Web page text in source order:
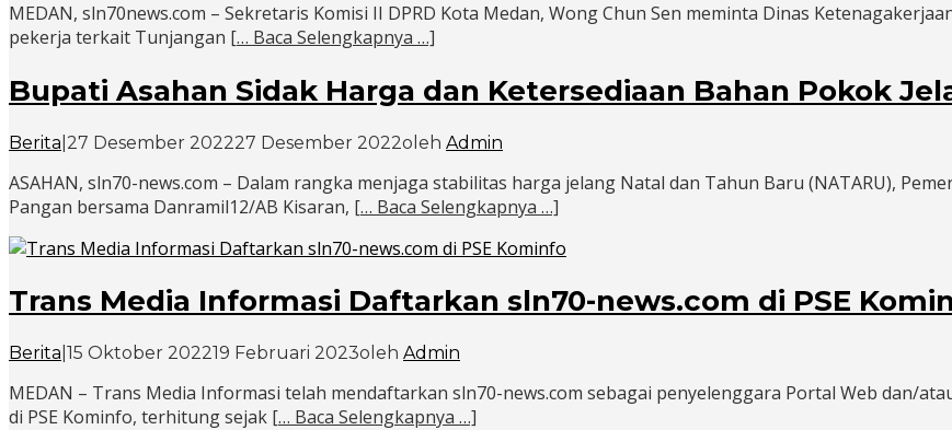
MEDAN, sln70news.com – Sekretaris Komisi II DPRD Kota Medan, Wong Chun Sen meminta Dinas
pekerja terkait Tunjangan [… Baca Selengkapnya …]
Bupati Asahan Sidak Harga dan Ketersediaan Bahan Pokok
Berita 27 Desember 202227 Desember 2022oleh Admin
ASAHAN, sln70-news.com – Dalam rangka menjaga stabilitas harga jelang Natal dan Tahun Baru (NATARU),
Pangan bersama Danramil12/AB Kisaran, [… Baca Selengkapnya …]
Trans Media Informasi Daftarkan sln70-news.com di PSE
Berita 15 Oktober 202219 Februari 2023oleh Admin
MEDAN – Trans Media Informasi telah mendaftarkan sln70-news.com sebagai penyelenggara Portal Web dan/
di PSE Kominfo, terhitung sejak [… Baca Selengkapnya …]